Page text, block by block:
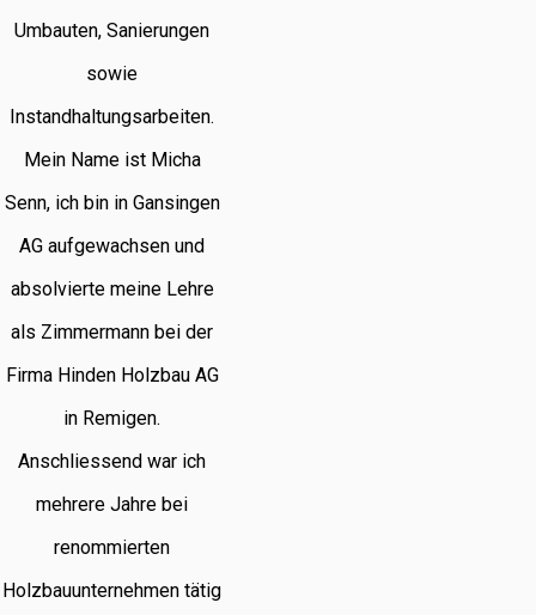
Umbauten, Sanierungen
sowie
Instandhaltungsarbeiten.
Mein Name ist Micha
Senn, ich bin in Gansingen
AG aufgewachsen und
absolvierte meine Lehre
als Zimmermann bei der
Firma Hinden Holzbau AG
in Remigen.
Anschliessend war ich
mehrere Jahre bei
renommierten
Holzbauunternehmen tätig